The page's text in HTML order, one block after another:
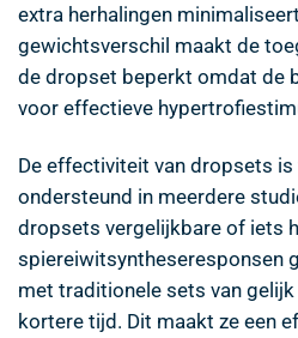
extra herhalingen
gewichtsverschil maakt de
de dropset beperkt omdat de
voor effectieve
De effectiviteit van dropsets
ondersteund in meerdere
dropsets vergelijkbare of iets
spiereiwitsyntheseresponsen
met traditionele sets van
kortere tijd. Dit maakt ze een